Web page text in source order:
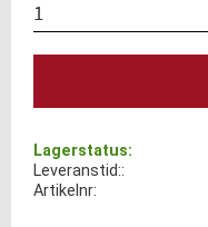
Lagerstatus
Artikelnr
Leveranstid: